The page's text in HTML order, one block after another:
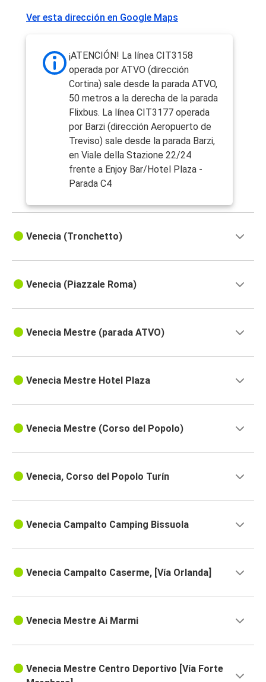
Ver esta dirección en Google Maps
¡ATENCIÓN! La línea CIT3158
operada por ATVO (dirección
Cortina) sale desde la parada ATVO,
50 metros a la derecha de la parada
Flixbus. La línea CIT3177 operada
por Barzi (dirección Aeropuerto de
Treviso) sale desde la parada Barzi,
en Viale della Stazione 22/24
frente a Enjoy Bar/Hotel Plaza -
Parada C4
Venecia (Tronchetto)
Venecia (Piazzale Roma)
Venecia Mestre (parada ATVO)
Venecia Mestre Hotel Plaza
Venecia Mestre (Corso del Popolo)
Venecia, Corso del Popolo Turín
Venecia Campalto Camping Bissuola
Venecia Campalto Caserme, [Vía Orlanda]
Venecia Mestre Ai Marmi
Venecia Mestre Centro Deportivo [Vía Forte